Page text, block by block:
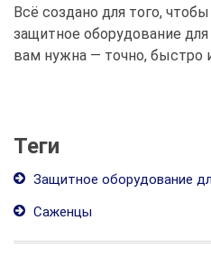
Всё создано для того,
защитное оборудование
вам нужна — точно, быстро
Теги
Защитное оборудование
Саженцы